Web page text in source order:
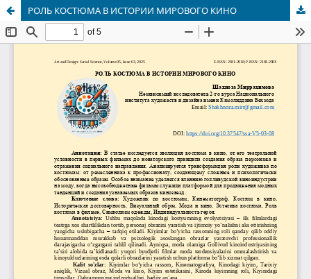
РОЛЬ КОСТЮМА В ИСТОРИИ МИРОВОГО КИНО